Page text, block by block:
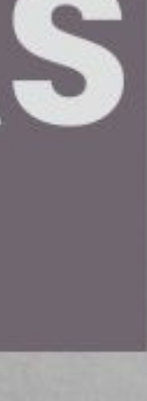
genomfördes
CE kommit överens
Estland, Lettland och
CE.
inklusive
verkstäder, samt cirka 1
och stärka sin närvaro
medarbetare från
att stödja våra kunder
med
och service. Detta
för Swecon, och
erfarenhet från Volvo
2026.